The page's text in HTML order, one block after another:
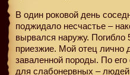
В один роковой день
поджидало несчастье –
вырвался наружу. Погибло
приезжие. Мой отец лично
заваленной породы. По
для слабонервных –